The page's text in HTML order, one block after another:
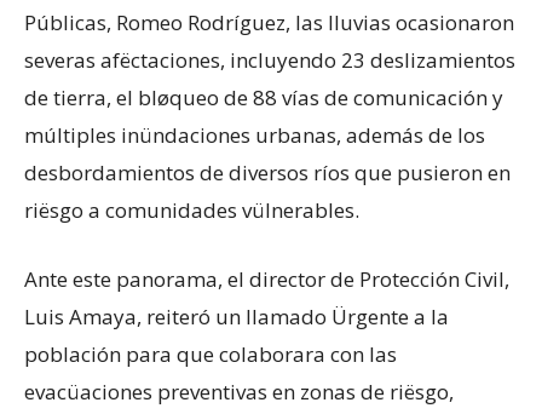
Públicas, Romeo Rodríguez, las lluvias ocasionaron
severas afëctaciones, incluyendo 23 deslizamientos
de tierra, el bløqueo de 88 vías de comunicación y
múltiples inündaciones urbanas, además de los
desbordamientos de diversos ríos que pusieron en
riësgo a comunidades vülnerables.
​Ante este panorama, el director de Protección Civil,
Luis Amaya, reiteró un llamado Ürgente a la
población para que colaborara con las
evacüaciones preventivas en zonas de riësgo,